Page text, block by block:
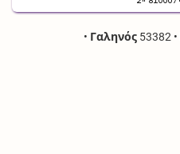
• Γαληνός53382 •